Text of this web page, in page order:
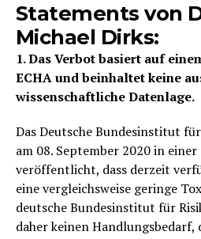
Statements von
Michael Dirks:
1. Das Verbot basiert auf
ECHA und beinhaltet keine
wissenschaftliche Datenlage.
Das Deutsche Bundesinstitut
am 08. September 2020 in
veröffentlicht, dass derzeit
eine vergleichsweise geringe
deutsche Bundesinstitut für
daher keinen Handlungsbedarf,